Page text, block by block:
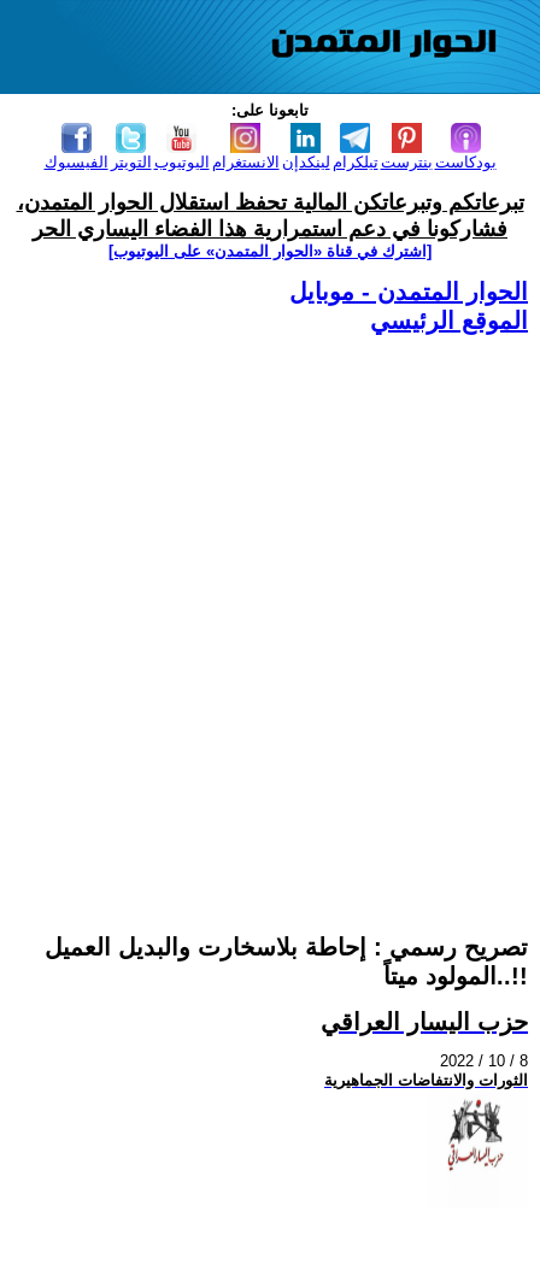
تابعونا على:
الفيسبوك التويتر اليوتيوب الانستغرام لينكدإن تيلكرامبنترست بودكاست
تبرعاتكم وتبرعاتكن المالية تحفظ استقلال الحوار المتمدن،
فشاركونا في دعم استمرارية هذا الفضاء اليساري الحر
[اشترك في قناة ‫«الحوار المتمدن» على اليوتيوب]
الحوار المتمدن - موبايل
الموقع الرئيسي
تصريح رسمي : إحاطة بلاسخارت والبديل العميل
المولود ميتاً..!!
حزب اليسار العراقي
2022 / 10 / 8
الثورات والانتفاضات الجماهيرية